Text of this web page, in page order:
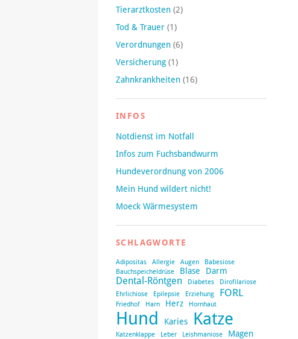
Tierarztkosten (2)
Tod & Trauer (1)
Verordnungen (6)
Versicherung (1)
Zahnkrankheiten (16)
INFOS
Notdienst im Notfall
Infos zum Fuchsbandwurm
Hundeverordnung von 2006
Mein Hund wildert nicht!
Moeck Wärmesystem
SCHLAGWORTE
Adipositas Allergie Augen
Babesiose
Bauchspeicheldrüse
Blase Darm
Dental-Röntgen Diabetes
Dirofilariose
Ehrlichiose
Epilepsie Erziehung FORL
Friedhof Harn Herz Hornhaut
Hund Karies Katze
Katzenklappe Leber Leishmaniose Magen